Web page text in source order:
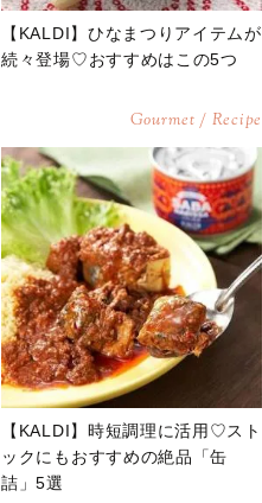
【KALDI】ひなまつりアイテムが
続々登場♡おすすめはこの5つ
Gourmet / Recipe
【KALDI】時短調理に活用♡スト
ックにもおすすめの絶品「缶
詰」5選